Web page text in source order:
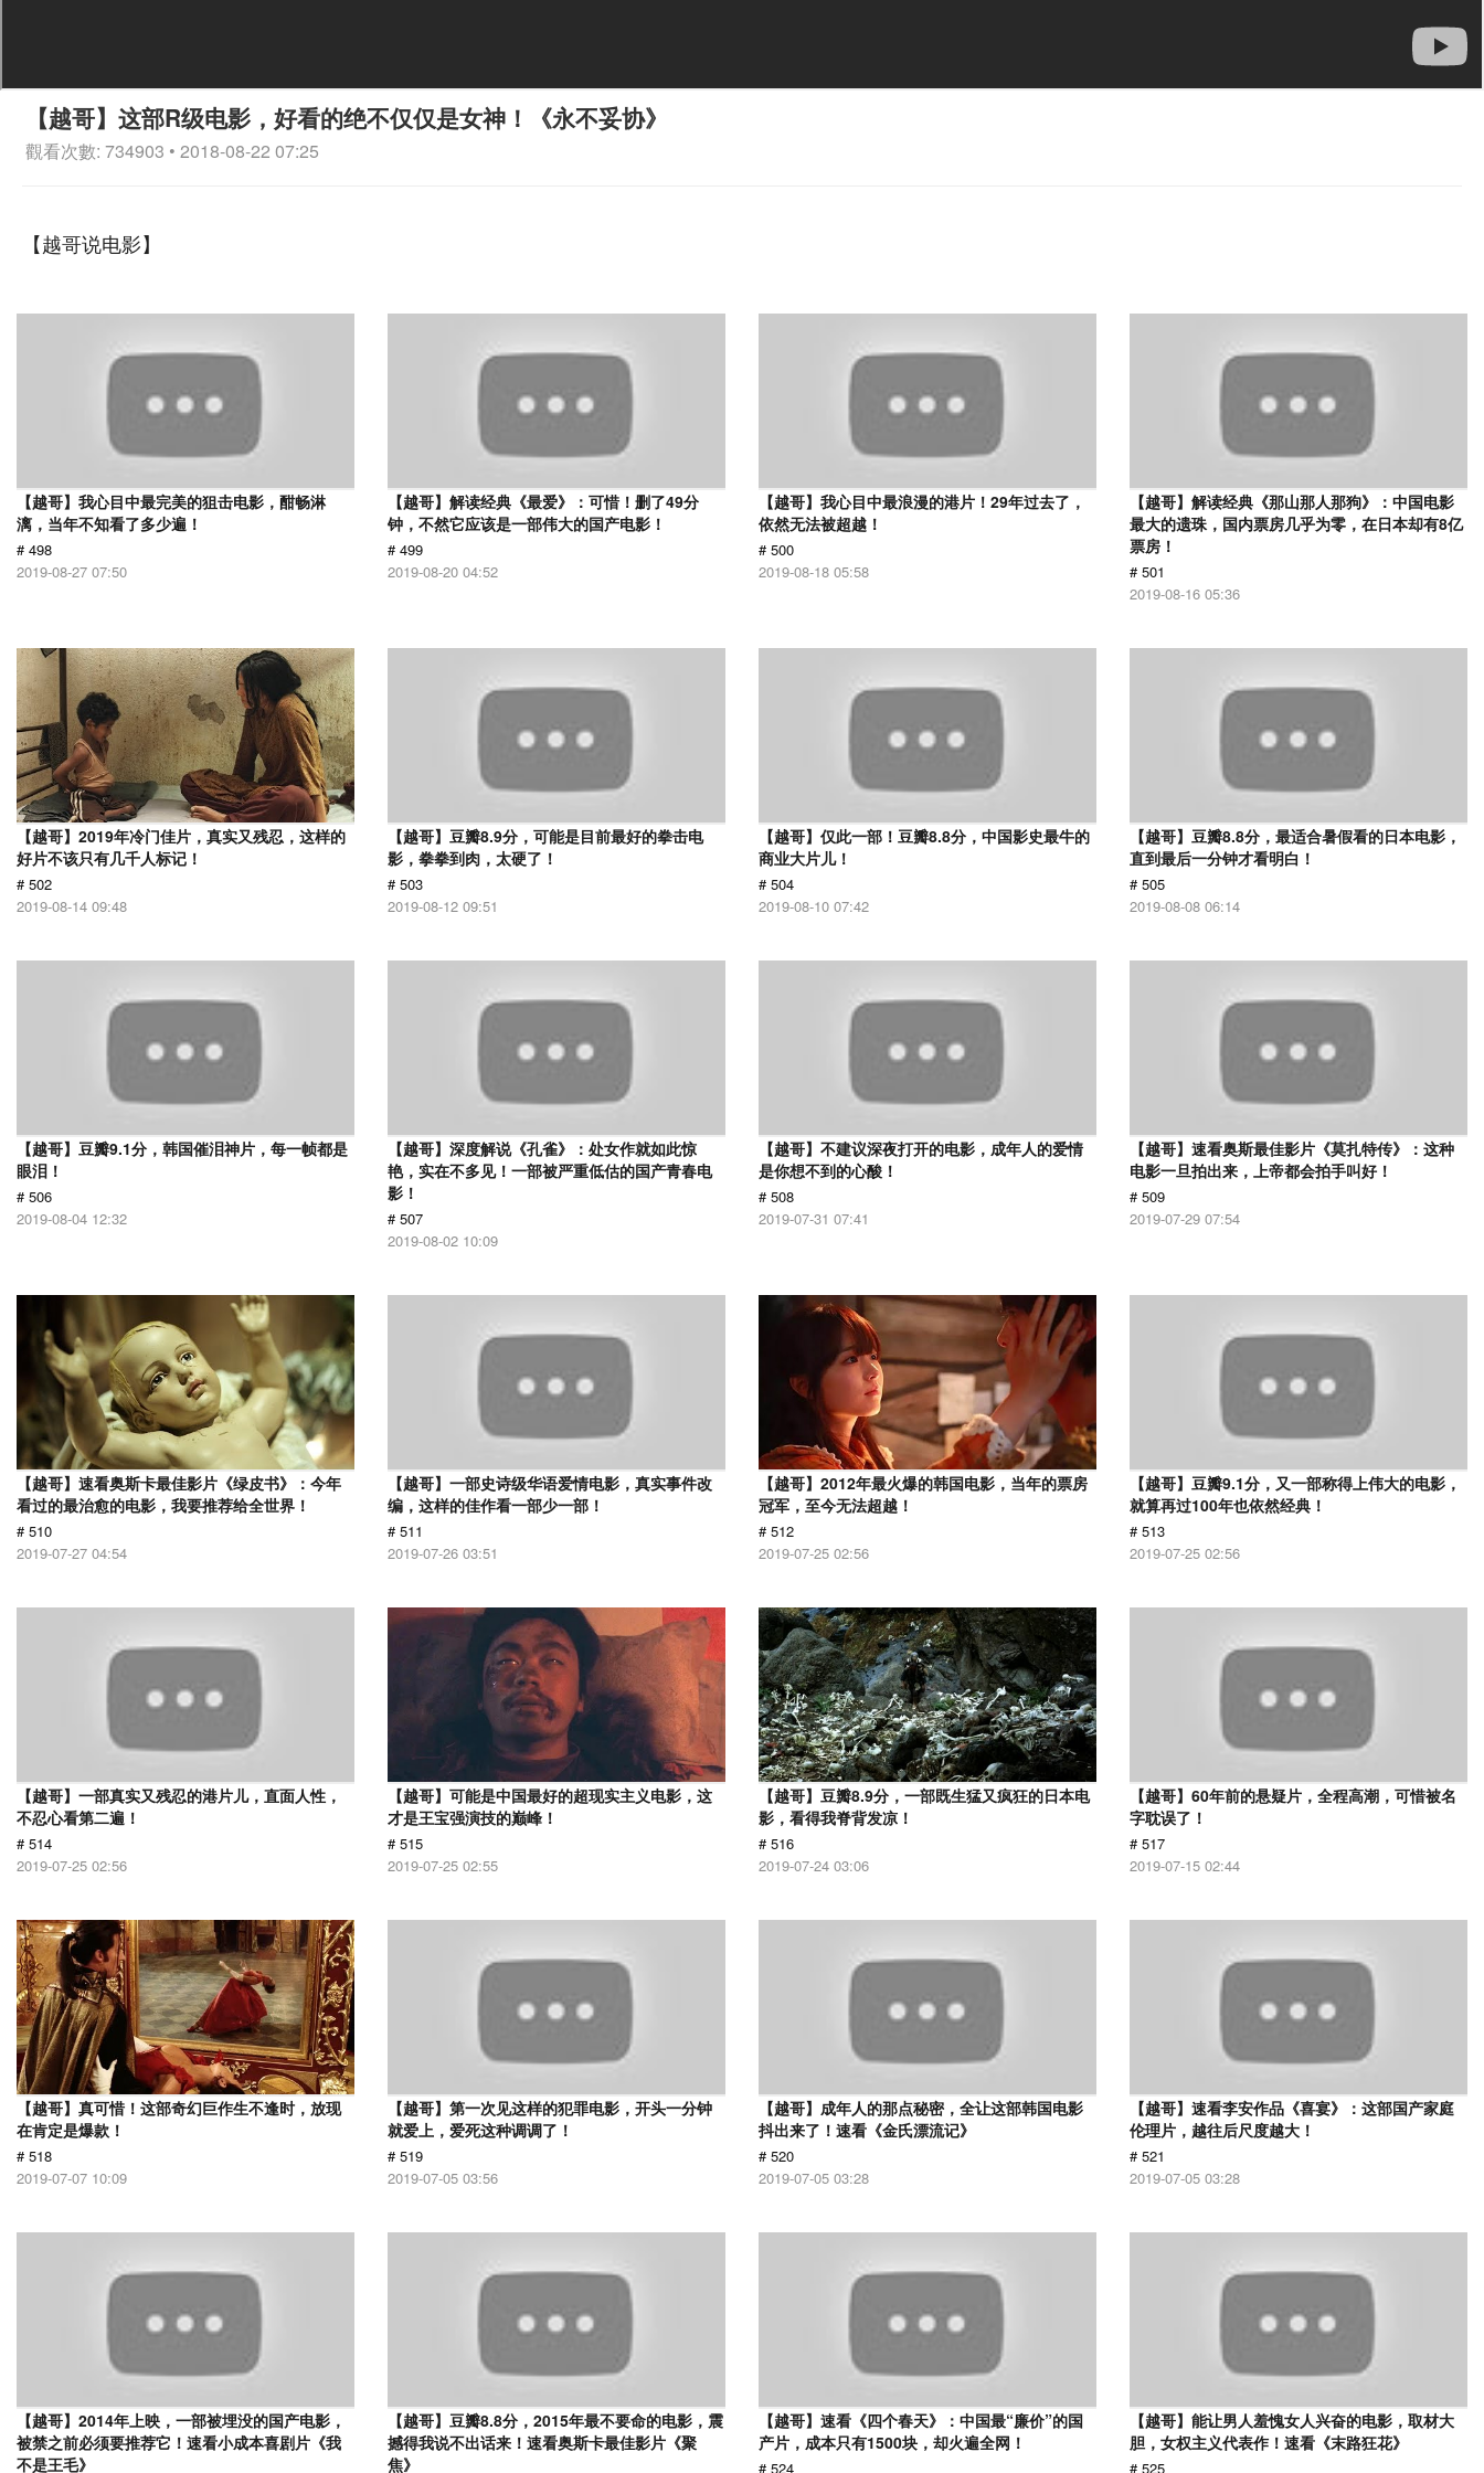
【越哥】这部R级电影，好看的绝不仅仅是女神！《永不妥协》
觀看次數: 734903 • 2018-08-22 07:25
【越哥说电影】
【越哥】我心目中最完美的狙击电影，酣畅淋
漓，当年不知看了多少遍！
# 498
2019-08-27 07:50
【越哥】解读经典《最爱》：可惜！删了49分
钟，不然它应该是一部伟大的国产电影！
# 499
2019-08-20 04:52
【越哥】我心目中最浪漫的港片！29年过去了，
依然无法被超越！
# 500
2019-08-18 05:58
【越哥】解读经典《那山那人那狗》：中国电影
最大的遗珠，国内票房几乎为零，在日本却有8亿
票房！
# 501
2019-08-16 05:36
【越哥】2019年冷门佳片，真实又残忍，这样的
好片不该只有几千人标记！
# 502
2019-08-14 09:48
【越哥】豆瓣8.9分，可能是目前最好的拳击电
影，拳拳到肉，太硬了！
# 503
2019-08-12 09:51
【越哥】仅此一部！豆瓣8.8分，中国影史最牛的
商业大片儿！
# 504
2019-08-10 07:42
【越哥】豆瓣8.8分，最适合暑假看的日本电影，
直到最后一分钟才看明白！
# 505
2019-08-08 06:14
【越哥】豆瓣9.1分，韩国催泪神片，每一帧都是
眼泪！
# 506
2019-08-04 12:32
【越哥】深度解说《孔雀》：处女作就如此惊
艳，实在不多见！一部被严重低估的国产青春电
影！
# 507
2019-08-02 10:09
【越哥】不建议深夜打开的电影，成年人的爱情
是你想不到的心酸！
# 508
2019-07-31 07:41
【越哥】速看奥斯最佳影片《莫扎特传》：这种
电影一旦拍出来，上帝都会拍手叫好！
# 509
2019-07-29 07:54
【越哥】速看奥斯卡最佳影片《绿皮书》：今年
看过的最治愈的电影，我要推荐给全世界！
# 510
2019-07-27 04:54
【越哥】一部史诗级华语爱情电影，真实事件改
编，这样的佳作看一部少一部！
# 511
2019-07-26 03:51
【越哥】2012年最火爆的韩国电影，当年的票房
冠军，至今无法超越！
# 512
2019-07-25 02:56
【越哥】豆瓣9.1分，又一部称得上伟大的电影，
就算再过100年也依然经典！
# 513
2019-07-25 02:56
【越哥】一部真实又残忍的港片儿，直面人性，
不忍心看第二遍！
# 514
2019-07-25 02:56
【越哥】可能是中国最好的超现实主义电影，这
才是王宝强演技的巅峰！
# 515
2019-07-25 02:55
【越哥】豆瓣8.9分，一部既生猛又疯狂的日本电
影，看得我脊背发凉！
# 516
2019-07-24 03:06
【越哥】60年前的悬疑片，全程高潮，可惜被名
字耽误了！
# 517
2019-07-15 02:44
【越哥】真可惜！这部奇幻巨作生不逢时，放现
在肯定是爆款！
# 518
2019-07-07 10:09
【越哥】第一次见这样的犯罪电影，开头一分钟
就爱上，爱死这种调调了！
# 519
2019-07-05 03:56
【越哥】成年人的那点秘密，全让这部韩国电影
抖出来了！速看《金氏漂流记》
# 520
2019-07-05 03:28
【越哥】速看李安作品《喜宴》：这部国产家庭
伦理片，越往后尺度越大！
# 521
2019-07-05 03:28
【越哥】2014年上映，一部被埋没的国产电影，
被禁之前必须要推荐它！速看小成本喜剧片《我
不是王毛》
【越哥】豆瓣8.8分，2015年最不要命的电影，震
撼得我说不出话来！速看奥斯卡最佳影片《聚
焦》
【越哥】速看《四个春天》：中国最“廉价”的国
产片，成本只有1500块，却火遍全网！
# 524
【越哥】能让男人羞愧女人兴奋的电影，取材大
胆，女权主义代表作！速看《末路狂花》
# 525